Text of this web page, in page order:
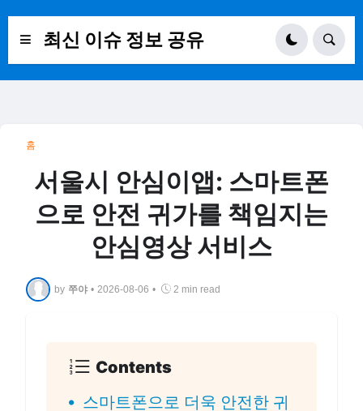
최신 이슈 정보 공유
홈
서울시 안심이앱: 스마트폰
으로 안전 귀가를 책임지는
안심영상 서비스
by 쭈야 • 2026-08-06 • 2 min read
Contents
스마트폰으로 더욱 안전한 귀